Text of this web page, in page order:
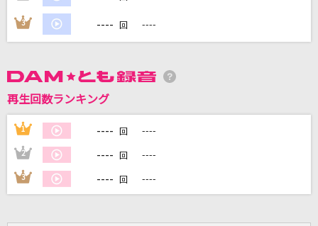
マツケンサンバⅡ
松平健(KEN MATSUDAIRA)
RADWIMPS
[生音]巡恋歌
長渕剛
3 ---- 回 ----
再生回数ランキング
1 ---- 回 ----
2 ---- 回 ----
3 ---- 回 ----